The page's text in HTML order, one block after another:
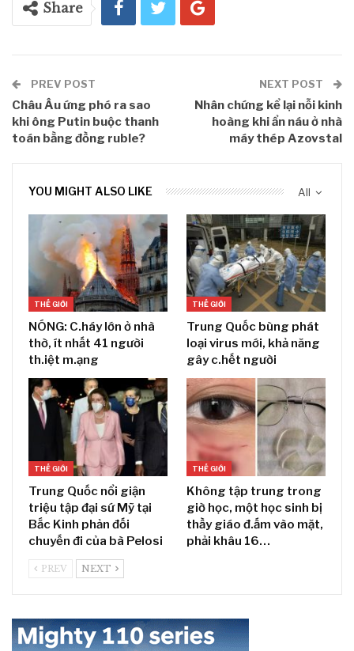
Share
PREV POST
Châu Âu ứng phó ra sao
khi ông Putin buộc thanh
toán bằng đồng ruble?
NEXT POST
Nhân chứng kể lại nỗi kinh
hoàng khi ẩn náu ở nhà
máy thép Azovstal
All
YOU MIGHT ALSO LIKE
THẾ GIỚI
NÓNG: C.háy lớn ở nhà
thờ, ít nhất 41 người
th.iệt m.ạng
THẾ GIỚI
Trung Quốc bùng phát
loại virus mới, khả năng
gây c.hết người
THẾ GIỚI
Trung Quốc nổi giận
triệu tập đại sứ Mỹ tại
Bắc Kinh phản đối
chuyến đi của bà Pelosi
THẾ GIỚI
Không tập trung trong
giờ học, một học sinh bị
thầy giáo đ.ấm vào mặt,
phải khâu 16…
PREV NEXT